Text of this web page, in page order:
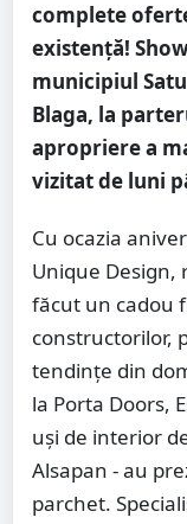
complete
existență!
municipiul
Blaga, la
apropriere a
vizitat de luni
Cu ocazia
Unique
făcut un cadou
constructorilor,
tendințe din
la Porta Doors,
uși de interior
Alsapan - au
parchet.